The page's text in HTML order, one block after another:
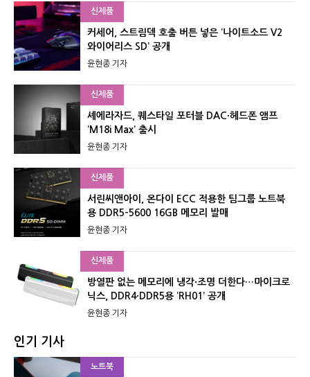
신제품
커세어, 스트림덱 호출 버튼 넣은 ‘나이트소드 V2
와이어리스 SD’ 공개
윤현종 기자
신제품
셰에라자드, 퀘스타일 포터블 DAC·헤드폰 앰프
‘M18i Max’ 출시
윤현종 기자
신제품
서린씨앤아이, 온다이 ECC 적용한 팀그룹 노트북
용 DDR5-5600 16GB 메모리 발매
윤현종 기자
신제품
방열판 없는 메모리에 냉각·조명 더한다…마이크로
닉스, DDR4·DDR5용 ‘RH01’ 공개
윤현종 기자
인기 기사
노트북